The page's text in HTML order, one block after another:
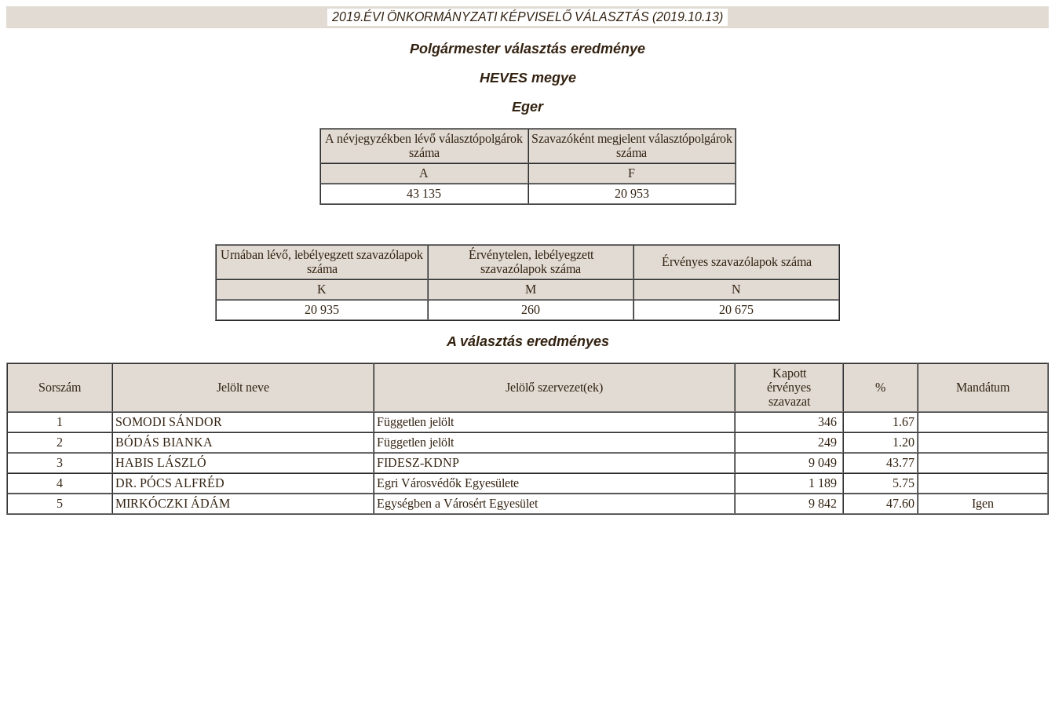
2019.ÉVI ÖNKORMÁNYZATI KÉPVISELŐ VÁLASZTÁS (2019.10.13)
Polgármester választás eredménye
HEVES megye
Eger
A névjegyzékben lévő választópolgárok
száma
Szavazóként megjelent választópolgárok
száma
A
F
43 135
20 953
Urnában lévő, lebélyegzett szavazólapok
száma
Érvénytelen, lebélyegzett
szavazólapok száma
Érvényes szavazólapok száma
K M
N
20 935
260 20 675
A választás eredményes
Sorszám Jelölt neve Jelölő szervezet(ek)
Kapott
érvényes
szavazat
% Mandátum
1 SOMODI SÁNDOR Független jelölt 346
1.67
2
BÓDÁS BIANKA Független jelölt 249
1.20
3
HABIS LÁSZLÓ FIDESZ-KDNP 9 049
43.77
4
DR. PÓCS ALFRÉD Egri Városvédők Egyesülete 1 189
5.75
5
MIRKÓCZKI ÁDÁM Egységben a Városért Egyesület 9 842 47.60 Igen